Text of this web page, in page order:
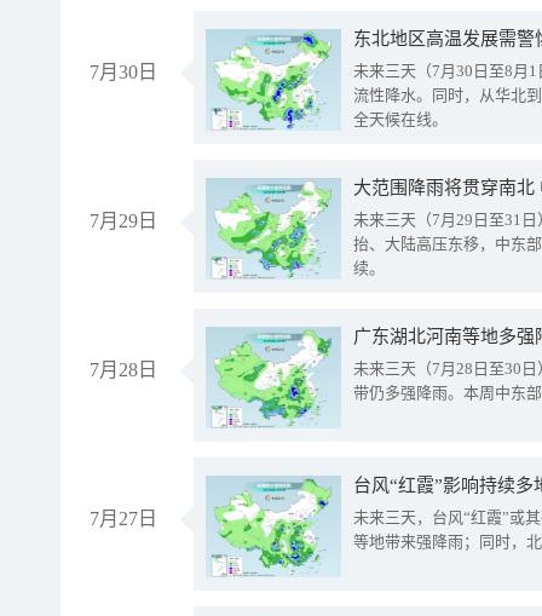
7月30日
东北地区高温发展需
未来三天（7月30日至8月
流性降水。同时，从华北
全天候在线。
7月29日
大范围降雨将贯穿南
未来三天（7月29日至31
抬、大陆高压东移，中东
续。
7月28日
广东湖北河南等地多
未来三天（7月28日至30
带仍多强降雨。本周中东
7月27日
台风“红霞”影响持续
未来三天，台风“红霞”或
等地带来强降雨；同时，